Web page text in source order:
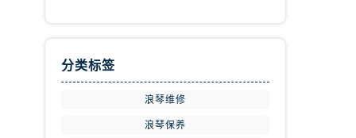
分类标签
浪琴维修
浪琴保养